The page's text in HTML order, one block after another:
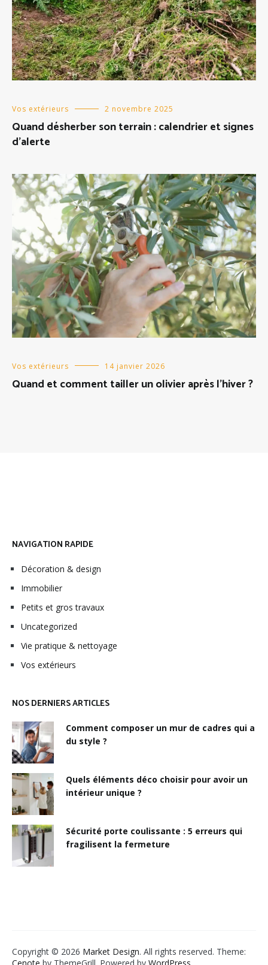
Vos extérieurs 2 novembre 2025
Quand désherber son terrain : calendrier et signes
d’alerte
Vos extérieurs 14 janvier 2026
Quand et comment tailler un olivier après l’hiver ?
NAVIGATION RAPIDE
Décoration & design
Immobilier
Petits et gros travaux
Uncategorized
Vie pratique & nettoyage
Vos extérieurs
NOS DERNIERS ARTICLES
Comment composer un mur de cadres qui a
du style ?
Quels éléments déco choisir pour avoir un
intérieur unique ?
Sécurité porte coulissante : 5 erreurs qui
fragilisent la fermeture
Copyright © 2026 Market Design. All rights reserved. Theme: